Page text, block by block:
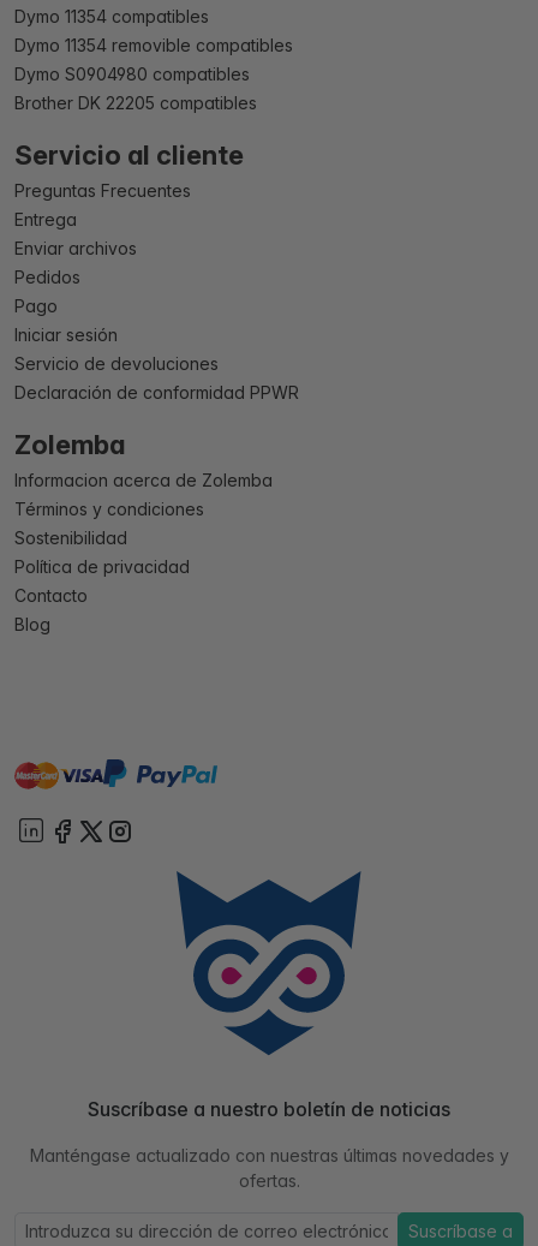
Dymo 11354 compatibles
Dymo 11354 removible compatibles
Dymo S0904980 compatibles
Brother DK 22205 compatibles
Servicio al cliente
Preguntas Frecuentes
Entrega
Enviar archivos
Pedidos
Pago
Iniciar sesión
Servicio de devoluciones
Declaración de conformidad PPWR
Zolemba
Informacion acerca de Zolemba
Términos y condiciones
Sostenibilidad
Política de privacidad
Contacto
Blog
mastervisa paypal
Suscríbase a nuestro boletín de noticias
Manténgase actualizado con nuestras últimas novedades y
ofertas.
Suscríbase a